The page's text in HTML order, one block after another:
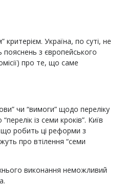
критерієм. Україна, по суті, не
пояснень з європейського
про те, що саме
чи “вимоги” щодо переліку
із семи кроків”. Київ
що робить ці реформи з
про втілення “семи
виконання неможливий